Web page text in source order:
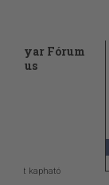
Fórum
június
pont kapható